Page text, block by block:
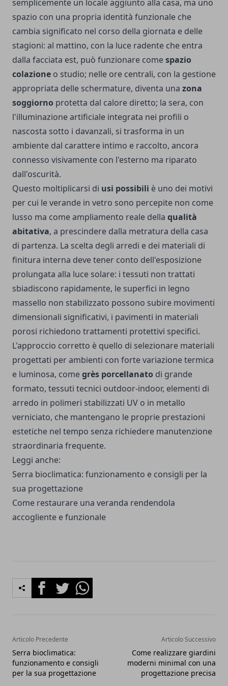
semplicemente un locale aggiunto alla casa, ma uno
spazio con una propria identità funzionale che
cambia significato nel corso della giornata e delle
stagioni: al mattino, con la luce radente che entra
dalla facciata est, può funzionare comespazio
colazione o studio; nelle ore centrali, con la gestione
appropriata delle schermature, diventa una zona
soggiorno protetta dal calore diretto; la sera, con
l'illuminazione artificiale integrata nei profili o
nascosta sotto i davanzali, si trasforma in un
ambiente dal carattere intimo e raccolto, ancora
connesso visivamente con l'esterno ma riparato
dall'oscurità.
Questo moltiplicarsi di usi possibili è uno dei motivi
per cui le verande in vetro sono percepite non come
lusso ma come ampliamento reale della qualità
abitativa, a prescindere dalla metratura della casa
di partenza. La scelta degli arredi e dei materiali di
finitura interna deve tener conto dell'esposizione
prolungata alla luce solare: i tessuti non trattati
sbiadiscono rapidamente, le superfici in legno
massello non stabilizzato possono subire movimenti
dimensionali significativi, i pavimenti in materiali
porosi richiedono trattamenti protettivi specifici.
L'approccio corretto è quello di selezionare materiali
progettati per ambienti con forte variazione termica
e luminosa, comegrès porcellanato di grande
formato, tessuti tecnici outdoor-indoor, elementi di
arredo in polimeri stabilizzati UV o in metallo
verniciato, che mantengano le proprie prestazioni
estetiche nel tempo senza richiedere manutenzione
straordinaria frequente.
Leggi anche:
Serra bioclimatica: funzionamento e consigli per la
sua progettazione
Come restaurare una veranda rendendola
accogliente e funzionale
FacebookTwitterWhatsapp
Articolo Precedente
Serra bioclimatica:
funzionamento e consigli
per la sua progettazione
Articolo Successivo
Come realizzare giardini
moderni minimal con una
progettazione precisa